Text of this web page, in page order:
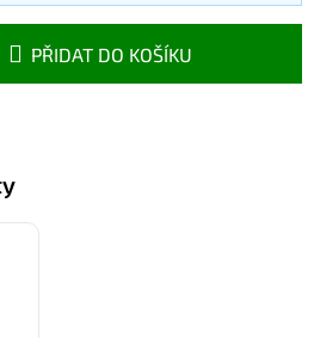
PŘIDAT DO KOŠÍKU